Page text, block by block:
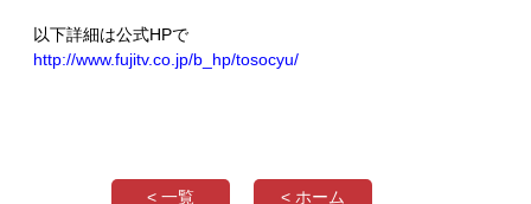
以下詳細は公式HPで
http://www.fujitv.co.jp/b_hp/tosocyu/
< 一覧 < ホーム